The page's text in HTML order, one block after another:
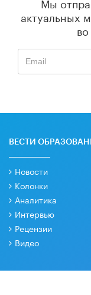
актуальных
ВЕСТИ
Новости
Колонки
Аналитика
Интервью
Рецензии
Видео